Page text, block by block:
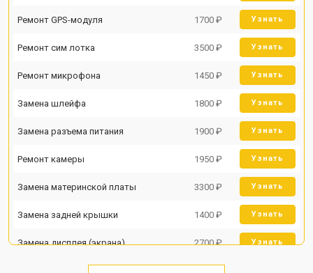
Ремонт GPS-модуля 1700 ₽ Узнать
Ремонт сим лотка 3500 ₽ Узнать
Ремонт микрофона 1450 ₽ Узнать
Замена шлейфа 1800 ₽ Узнать
Замена разъема питания 1900 ₽ Узнать
Ремонт камеры 1950 ₽ Узнать
Замена материнской платы 3300 ₽ Узнать
Замена задней крышки 1400 ₽ Узнать
Замена дисплея (экрана) 2700 ₽ Узнать